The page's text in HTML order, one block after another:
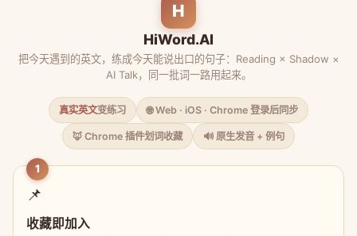
H
HiWord.AI
把今天遇到的英文，练成今天能说出口的句子：Reading × Shadow ×
AI Talk，同一批词一路用起来。
真实英文变练习 🌐 Web · iOS · Chrome 登录后同步
🦊 Chrome 插件划词收藏 🔊 原生发音 + 例句
1
📌
收藏即加入